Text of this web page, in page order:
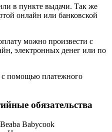
в пункте выдачи. Так же
онлайн или банковской
можно произвести с
электронных денег или по
с помощью платежного
обязательства
Babycook